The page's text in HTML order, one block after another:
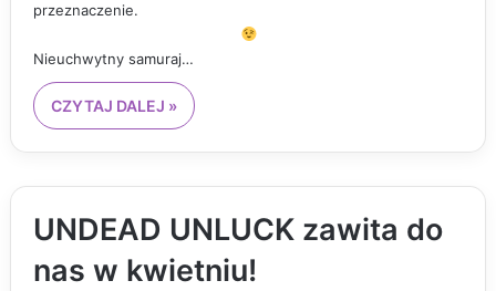
przeznaczenie.
Nieuchwytny samuraj…
CZYTAJ DALEJ »
UNDEAD UNLUCK zawita do
nas w kwietniu!